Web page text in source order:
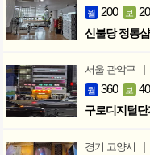
월 200 보
신불당 정통샵
서울 관악구 |
월 360 보
구로디지털
경기 고양시 |